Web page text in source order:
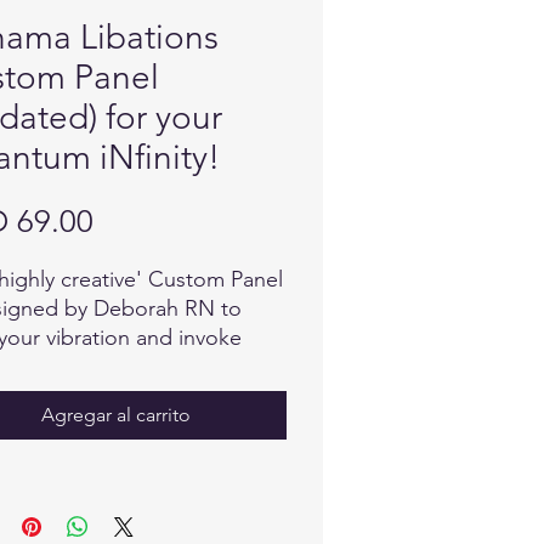
Libations
Panel
for your
iNfinity!
69.00Precio
creative' Custom Panel
by Deborah RN to
vibration and invoke
destructive energy.
selection and focus was
a high vibration.
Agregar al carrito